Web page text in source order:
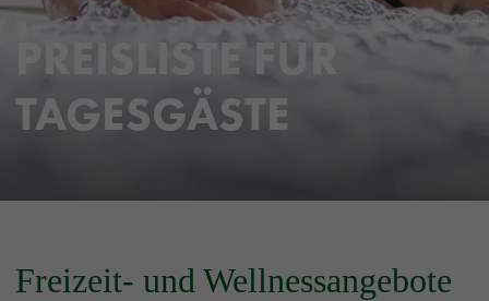
PREISLISTE FÜR
TAGESGÄSTE
Freizeit- und Wellnessangebote